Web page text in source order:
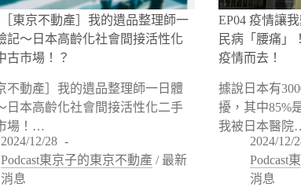
［東京不動產］我的遺品整理師一
記～日本高齡化社會間接活性化
古市場！？
不動產］我的遺品整理師一日體
日本高齡化社會間接活性化二手
場！…
2024/12/28
Podcast東京子的東京不動產 / 最新
消息
EP04 疫情讓
民病「腰痛」
疫情而去！
據說日本有
擾，其中85%
我被日本醫院
2024/12/
Podcast
消息